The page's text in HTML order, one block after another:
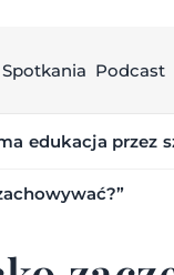
Spotkania Podcast
edukacja przez